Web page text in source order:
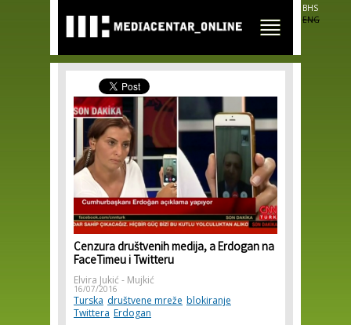
main
content
BHS
ENG
Cenzura društvenih medija, a Erdogan na
FaceTimeu i Twitteru
Elvira Jukić - Mujkić
16/07/2016
Turska društvene mreže blokiranje
Twittera Erdogan